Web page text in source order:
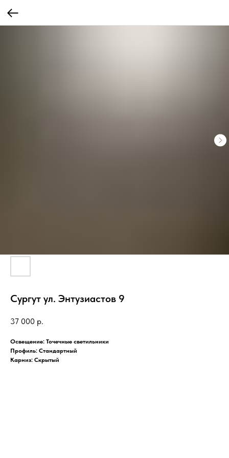
Сургут ул. Энтузиастов 9
37 000 р.
Освещение: Точечные светильники
Профиль: Стандартный
Карниз: Скрытый